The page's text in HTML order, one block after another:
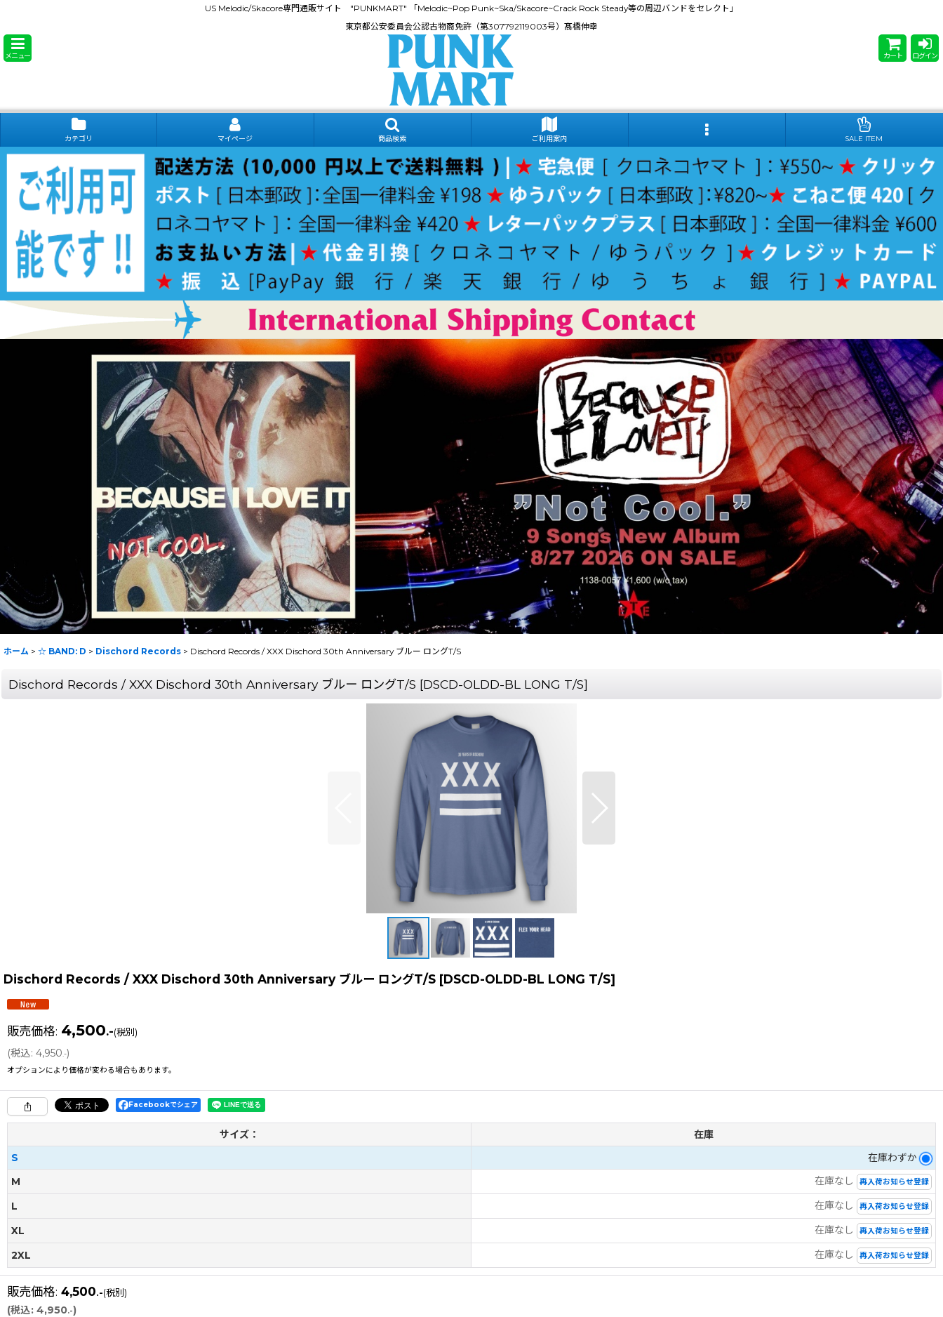
US Melodic/Skacore専門通販サイト "PUNKMART" 「Melodic~Pop Punk~Ska/Skacore~Crack Rock Steady等の周辺バンドをセレクト」
東京都公安委員会公認古物商免許（第307792119003号）髙橋伸幸
メニュー カート ログイン
カテゴリ マイページ 商品検索 ご利用案内 SALE ITEM
ホーム > ☆ BAND: D > Dischord Records > Dischord Records / XXX Dischord 30th Anniversary ブルー ロングT/S
Dischord Records / XXX Dischord 30th Anniversary ブルー ロングT/S [DSCD-OLDD-BL LONG T/S]
Dischord Records / XXX Dischord 30th Anniversary ブルー ロングT/S [DSCD-OLDD-BL LONG T/S]
販売価格: 4,500.-(税別)
(税込: 4,950.-)
オプションにより価格が変わる場合もあります。
Facebookでシェア
サイズ：
在庫
S
在庫わずか
M
在庫なし 再入荷お知らせ登録
L 在庫なし 再入荷お知らせ登録
XL 在庫なし 再入荷お知らせ登録
2XL 在庫なし 再入荷お知らせ登録
販売価格: 4,500.-(税別)
(税込: 4,950.-)